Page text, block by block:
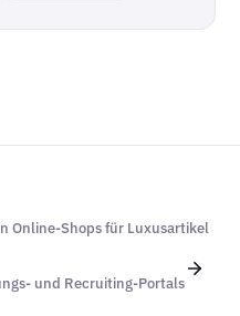
Online-Shops für Luxusartikel
und Recruiting-Portals